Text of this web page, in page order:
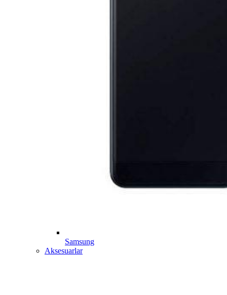
Samsung
Aksesuarlar